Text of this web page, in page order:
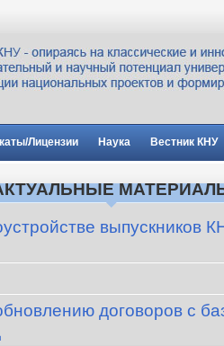
Лицензии Наука Вестник КНУ
выпускников
договоров с